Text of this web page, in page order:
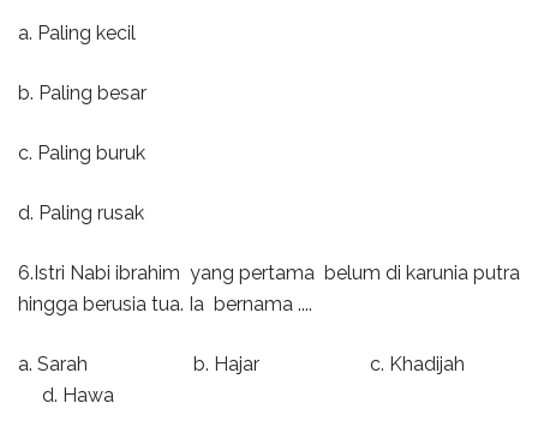
a. Paling kecil
b. Paling besar
c. Paling buruk
d. Paling rusak
6.Istri Nabi ibrahim yang pertama belum di karunia putra
hingga berusia tua. Ia bernama ....
a. Sarah b. Hajar c. Khadijah
d. Hawa